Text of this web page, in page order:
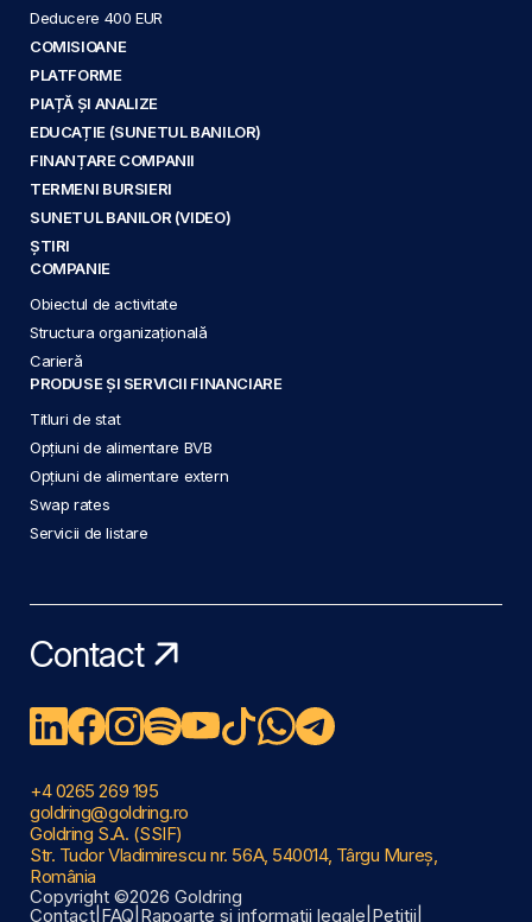
Deducere 400 EUR
COMISIOANE
PLATFORME
PIAȚĂ ȘI ANALIZE
EDUCAȚIE (SUNETUL BANILOR)
FINANȚARE COMPANII
TERMENI BURSIERI
SUNETUL BANILOR (VIDEO)
ȘTIRI
COMPANIE
Obiectul de activitate
Structura organizațională
Carieră
PRODUSE ȘI SERVICII FINANCIARE
Titluri de stat
Opțiuni de alimentare BVB
Opțiuni de alimentare extern
Swap rates
Servicii de listare
Contact
+4 0265 269 195
goldring@goldring.ro
Goldring S.A. (SSIF)
Str. Tudor Vladimirescu nr. 56A, 540014, Târgu Mureș,
România
Copyright ©2026 Goldring
Contact FAQ Rapoarte și informații legale Petiții